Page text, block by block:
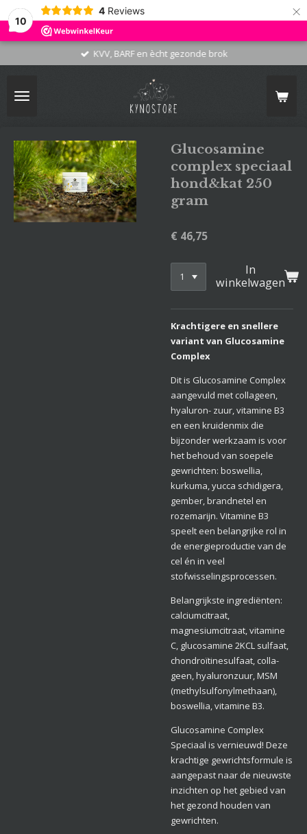
10
4 Reviews ×
KVV, BARF en ècht gezonde brok
Glucosamine
complex speciaal
hond&kat 250
gram
€ 46,75
In
winkelwagen
Krachtigere en snellere
variant van Glucosamine
Complex
Dit is Glucosamine Complex
aangevuld met collageen,
hyaluron- zuur, vitamine B3
en een kruidenmix die
bijzonder werkzaam is voor
het behoud van soepele
gewrichten: boswellia,
kurkuma, yucca schidigera,
gember, brandnetel en
rozemarijn. Vitamine B3
speelt een belangrijke rol in
de energieproductie van de
cel én in veel
stofwisselingsprocessen.
Belangrijkste ingrediënten:
calciumcitraat,
magnesiumcitraat, vitamine
C, glucosamine 2KCL sulfaat,
chondroïtinesulfaat, colla-
geen, hyaluronzuur, MSM
(methylsulfonylmethaan),
boswellia, vitamine B3.
Glucosamine Complex
Speciaal is vernieuwd! Deze
krachtige gewrichtsformule is
aangepast naar de nieuwste
inzichten op het gebied van
het gezond houden van
gewrichten.